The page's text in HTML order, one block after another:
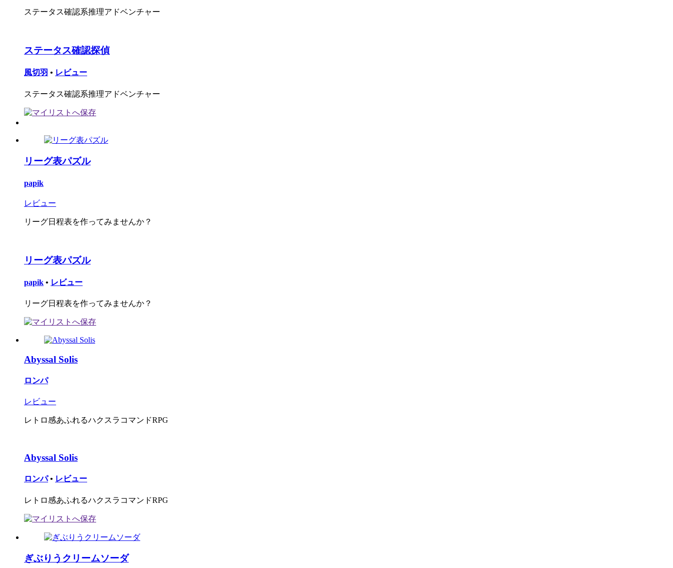
ステータス確認系推理アドベンチャー
ステータス確認探偵
風切羽 • レビュー
ステータス確認系推理アドベンチャー
リーグ表パズル
papik
レビュー
リーグ日程表を作ってみませんか？
リーグ表パズル
papik • レビュー
リーグ日程表を作ってみませんか？
Abyssal Solis
ロンパ
レビュー
レトロ感あふれるハクスラコマンドRPG
Abyssal Solis
ロンパ • レビュー
レトロ感あふれるハクスラコマンドRPG
ぎぶりうクリームソーダ